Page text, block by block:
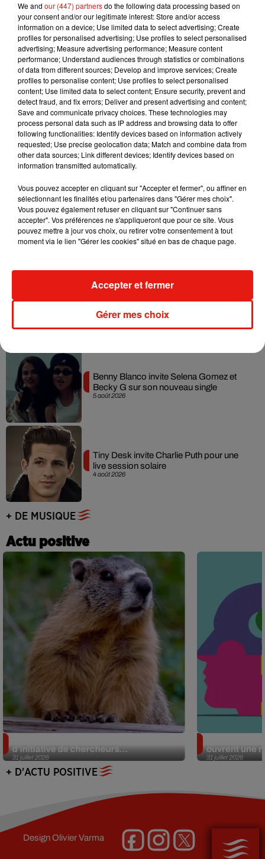
Musique
7 août 2026
Julien Lieb s’essaye à la vie de chatelain
dans son nouveau clip
7 août 2026
Madonna sort enfin le remix de « Love
Sensation » avec Kylie Minogue
7 août 2026
Tayc et Didi B dévoilent le single le plus
dansant de l’année
7 août 2026
collaboration tant attendue
5 août 2026
Benny Blanco invite Selena Gomez et
Becky G sur son nouveau single
4 août 2026
Tiny Desk invite Charlie Puth pour une
live session solaire
+ DE MUSIQUE
Actu positive
31 juillet 2026
d’initiative de chercheurs...
31 juillet 2026
ouvrent une
+ D'ACTU POSITIVE
DesignOlivier Varma
We and our (447) partnersdo the following data processing based on
your consent and/or our legitimate interest: Store and/or access
information on a device; Use limited data to select advertising; Create
profiles for personalised advertising; Use profiles to select personalised
advertising; Measure advertising performance; Measure content
performance; Understand audiences through statistics or combinations
of data from different sources; Develop and improve services; Create
profiles to personalise content; Use profiles to select personalised
content; Use limited data to select content; Ensure security, prevent and
detect fraud, and fix errors; Deliver and present advertising and content;
Save and communicate privacy choices. These technologies may
process personal data such as IP address and browsing data to offer
following functionalities: Identify devices based on information actively
requested; Use precise geolocation data; Match and combine data from
other data sources; Link different devices; Identify devices based on
information transmitted automatically.
Vous pouvez accepter en cliquant sur "Accepter et fermer", ou affiner en
sélectionnant les finalités et/ou partenaires dans "Gérer mes choix".
Vous pouvez également refuser en cliquant sur "Continuer sans
accepter". Vos préférences ne s'appliqueront que pour ce site. Vous
pouvez mettre à jour vos choix, ou retirer votre consentement à tout
moment via le lien "Gérer les cookies" situé en bas de chaque page.
Gérer mes choix
Accepter et fermer